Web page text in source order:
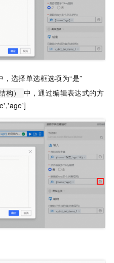
，选择单选框选项为“是”
构）
中，通过编辑表达式的方